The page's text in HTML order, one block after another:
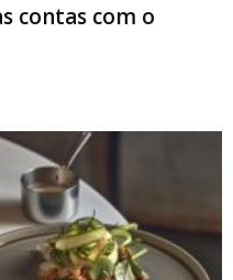
contas com o